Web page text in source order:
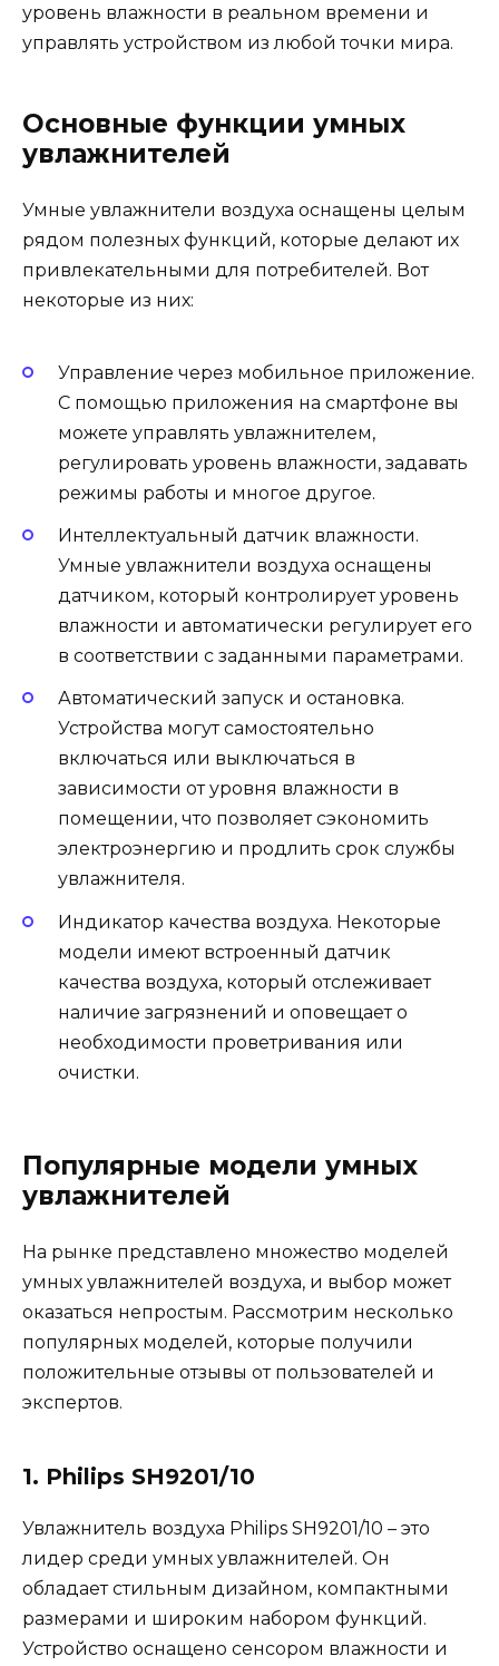
уровень влажности в реальном времени и
управлять устройством из любой точки мира.
Основные функции умных
увлажнителей
Умные увлажнители воздуха оснащены целым
рядом полезных функций, которые делают их
привлекательными для потребителей. Вот
некоторые из них:
Управление через мобильное приложение.
С помощью приложения на смартфоне вы
можете управлять увлажнителем,
регулировать уровень влажности, задавать
режимы работы и многое другое.
Интеллектуальный датчик влажности.
Умные увлажнители воздуха оснащены
датчиком, который контролирует уровень
влажности и автоматически регулирует его
в соответствии с заданными параметрами.
Автоматический запуск и остановка.
Устройства могут самостоятельно
включаться или выключаться в
зависимости от уровня влажности в
помещении, что позволяет сэкономить
электроэнергию и продлить срок службы
увлажнителя.
Индикатор качества воздуха. Некоторые
модели имеют встроенный датчик
качества воздуха, который отслеживает
наличие загрязнений и оповещает о
необходимости проветривания или
очистки.
Популярные модели умных
увлажнителей
На рынке представлено множество моделей
умных увлажнителей воздуха, и выбор может
оказаться непростым. Рассмотрим несколько
популярных моделей, которые получили
положительные отзывы от пользователей и
экспертов.
1. Philips SH9201/10
Увлажнитель воздуха Philips SH9201/10 – это
лидер среди умных увлажнителей. Он
обладает стильным дизайном, компактными
размерами и широким набором функций.
Устройство оснащено сенсором влажности и